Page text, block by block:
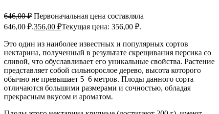
646,00₽ Первоначальная цена составляла
646,00 ₽.356,00 ₽Текущая цена: 356,00 ₽.
Это один из наиболее известных и популярных сортов
нектарина, полученный в результате скрещивания персика со
сливой, что обуславливает его уникальные свойства. Растение
представляет собой сильнорослое дерево, высота которого
обычно не превышает 5–6 метров. Плоды данного сорта
отличаются большими размерами и сочностью, обладая
прекрасным вкусом и ароматом.